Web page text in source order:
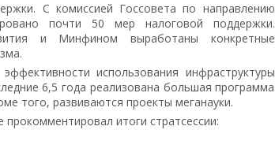
С комиссией Госсовета по направлению
почти 50 мер налоговой поддержки.
и Минфином выработаны конкретные
использования инфраструктуры
6,5 года реализована большая программа
того, развиваются проекты меганауки.
итоги стратсессии: